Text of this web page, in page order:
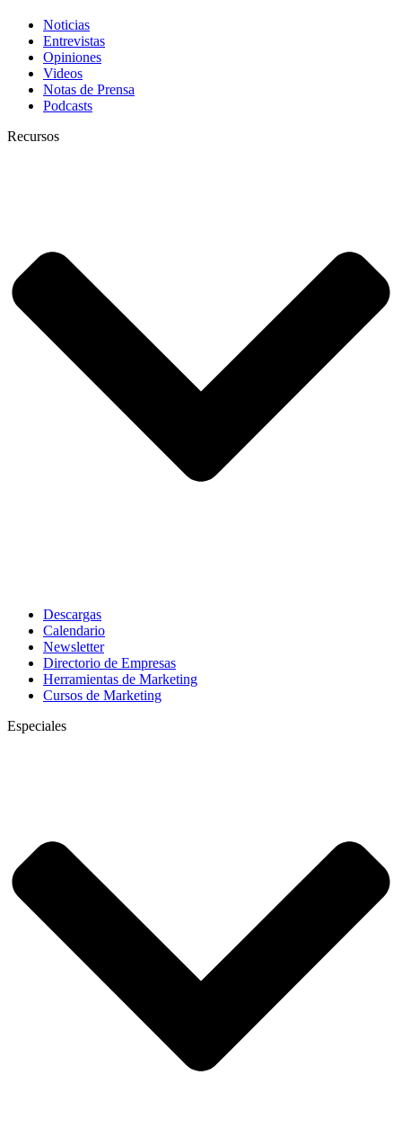
Noticias
Entrevistas
Opiniones
Videos
Notas de Prensa
Podcasts
Recursos
Descargas
Calendario
Newsletter
Directorio de Empresas
Herramientas de Marketing
Cursos de Marketing
Especiales